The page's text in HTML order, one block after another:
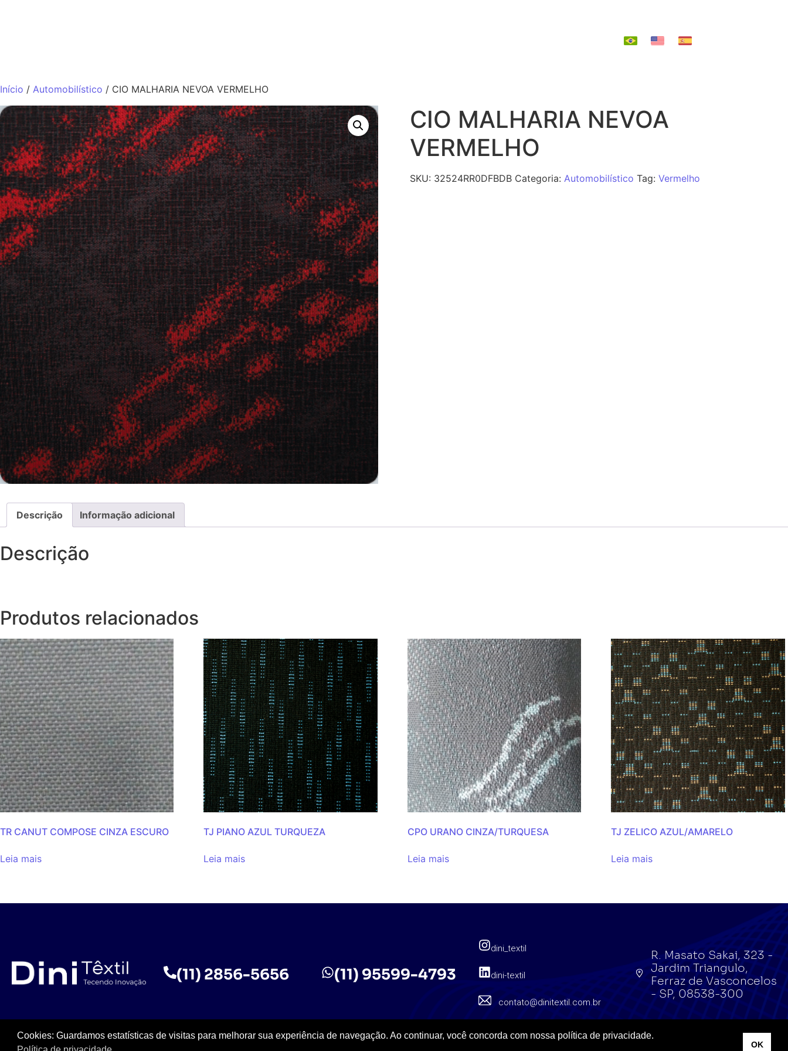
Início / Automobilístico / CIO MALHARIA NEVOA VERMELHO
CIO MALHARIA NEVOA
VERMELHO
SKU: 32524RR0DFBDB Categoria: Automobilístico Tag: Vermelho
Descrição Informação adicional
Descrição
Produtos relacionados
TR CANUT COMPOSE CINZA ESCURO
Leia mais
TJ PIANO AZUL TURQUEZA
Leia mais
CPO URANO CINZA/TURQUESA
Leia mais
TJ ZELICO AZUL/AMARELO
Leia mais
(11) 2856-5656 (11) 95599-4793
dini_textil
dini-textil
contato@dinitextil.com.br
R. Masato Sakai, 323 -
Jardim Triangulo,
Ferraz de Vasconcelos
- SP, 08538-300
Cookies: Guardamos estatísticas de visitas para melhorar sua experiência de navegação. Ao continuar, você concorda com nossa política de privacidade.
OK